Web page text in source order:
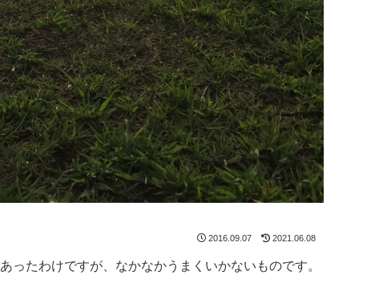
2016.09.07 2021.06.08
ったわけですが、なかなかうまくいかないものです。